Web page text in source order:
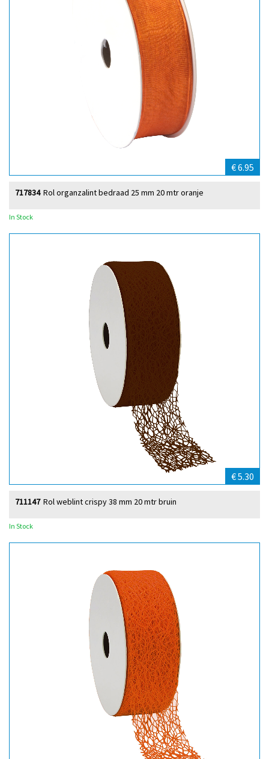
€ 6.95
Rol organzalint bedraad 25 mm 20 mtr oranje
717834
In Stock
€ 5.30
Rol weblint crispy 38 mm 20 mtr bruin
711147
In Stock